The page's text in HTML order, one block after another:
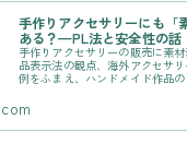
手作りアクセサリーにも「
ある？—PL法と安全性の話
手作りアクセサリーの販売に素
品表示法の観点、海外アクセサ
例をふまえ、ハンドメイド作品